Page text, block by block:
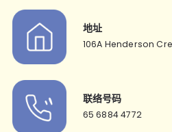
地址
106A Henderson
联络号码
65 6884 4772